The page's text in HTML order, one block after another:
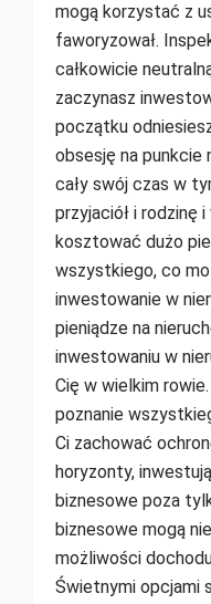
mogą korzystać z
faworyzował.
całkowicie
zaczynasz
początku
obsesję na punkcie
cały swój czas w
przyjaciół i rodzinę
kosztować dużo
wszystkiego, co
inwestowanie w
pieniądze na
inwestowaniu w
Cię w wielkim
poznanie
Ci zachować
horyzonty,
biznesowe poza
biznesowe mogą
możliwości
Świetnymi opcjami